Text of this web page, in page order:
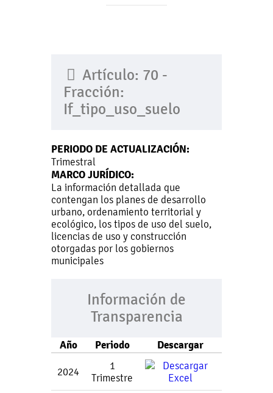
Artículo: 70 -
Fracción:
If_tipo_uso_suelo
PERIODO DE ACTUALIZACIÓN:
Trimestral
MARCO JURÍDICO:
La información detallada que
contengan los planes de desarrollo
urbano, ordenamiento territorial y
ecológico, los tipos de uso del suelo,
licencias de uso y construcción
otorgadas por los gobiernos
municipales
Información de
Transparencia
Año Periodo Descargar
2024
1
Trimestre